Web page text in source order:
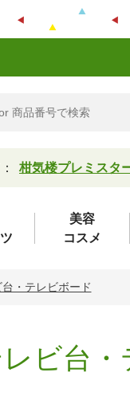
柑気楼プレミスタ
美容
コスメ
・テレビボード
ビ台・